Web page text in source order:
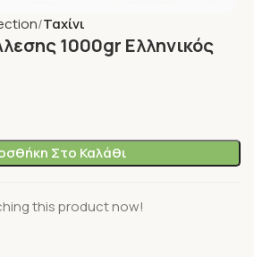
Ταχίνι
1000gr Ελληνικός
Στο Καλάθι
this product now!